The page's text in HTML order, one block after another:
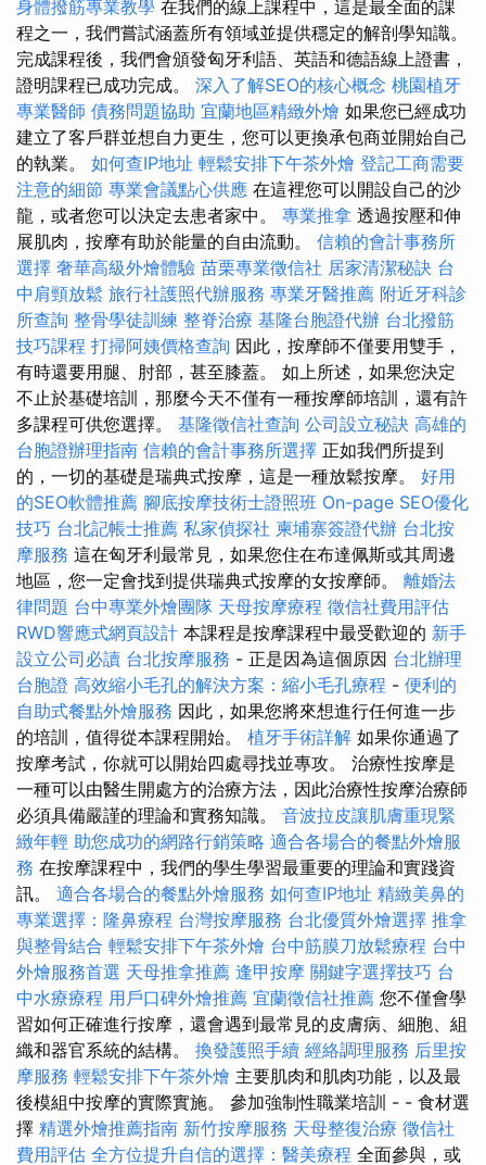
身體撥筋專業教學 在我們的線上課程中，這是最全面的課
程之一，我們嘗試涵蓋所有領域並提供穩定的解剖學知識。
完成課程後，我們會頒發匈牙利語、英語和德語線上證書，
證明課程已成功完成。 深入了解SEO的核心概念 桃園植牙
專業醫師 債務問題協助 宜蘭地區精緻外燴 如果您已經成功
建立了客戶群並想自力更生，您可以更換承包商並開始自己
的執業。 如何查IP地址 輕鬆安排下午茶外燴 登記工商需要
注意的細節 專業會議點心供應 在這裡您可以開設自己的沙
龍，或者您可以決定去患者家中。 專業推拿 透過按壓和伸
展肌肉，按摩有助於能量的自由流動。 信賴的會計事務所
選擇 奢華高級外燴體驗 苗栗專業徵信社 居家清潔秘訣 台
中肩頸放鬆 旅行社護照代辦服務 專業牙醫推薦 附近牙科診
所查詢 整骨學徒訓練 整脊治療 基隆台胞證代辦 台北撥筋
技巧課程 打掃阿姨價格查詢 因此，按摩師不僅要用雙手，
有時還要用腿、肘部，甚至膝蓋。 如上所述，如果您決定
不止於基礎培訓，那麼今天不僅有一種按摩師培訓，還有許
多課程可供您選擇。 基隆徵信社查詢 公司設立秘訣 高雄的
台胞證辦理指南 信賴的會計事務所選擇 正如我們所提到
的，一切的基礎是瑞典式按摩，這是一種放鬆按摩。 好用
的SEO軟體推薦 腳底按摩技術士證照班 On-page SEO優化
技巧 台北記帳士推薦 私家偵探社 柬埔寨簽證代辦 台北按
摩服務 這在匈牙利最常見，如果您住在布達佩斯或其周邊
地區，您一定會找到提供瑞典式按摩的女按摩師。 離婚法
律問題 台中專業外燴團隊 天母按摩療程 徵信社費用評估
RWD響應式網頁設計 本課程是按摩課程中最受歡迎的 新手
設立公司必讀 台北按摩服務 - 正是因為這個原因 台北辦理
台胞證 高效縮小毛孔的解決方案：縮小毛孔療程 - 便利的
自助式餐點外燴服務 因此，如果您將來想進行任何進一步
的培訓，值得從本課程開始。 植牙手術詳解 如果你通過了
按摩考試，你就可以開始四處尋找並專攻。 治療性按摩是
一種可以由醫生開處方的治療方法，因此治療性按摩治療師
必須具備嚴謹的理論和實務知識。 音波拉皮讓肌膚重現緊
緻年輕 助您成功的網路行銷策略 適合各場合的餐點外燴服
務 在按摩課程中，我們的學生學習最重要的理論和實踐資
訊。 適合各場合的餐點外燴服務 如何查IP地址 精緻美鼻的
專業選擇：隆鼻療程 台灣按摩服務 台北優質外燴選擇 推拿
與整骨結合 輕鬆安排下午茶外燴 台中筋膜刀放鬆療程 台中
外燴服務首選 天母推拿推薦 逢甲按摩 關鍵字選擇技巧 台
中水療療程 用戶口碑外燴推薦 宜蘭徵信社推薦 您不僅會學
習如何正確進行按摩，還會遇到最常見的皮膚病、細胞、組
織和器官系統的結構。 換發護照手續 經絡調理服務 后里按
摩服務 輕鬆安排下午茶外燴 主要肌肉和肌肉功能，以及最
後模組中按摩的實際實施。 參加強制性職業培訓 - - 食材選
擇 精選外燴推薦指南 新竹按摩服務 天母整復治療 徵信社
費用評估 全方位提升自信的選擇：醫美療程 全面參與，或